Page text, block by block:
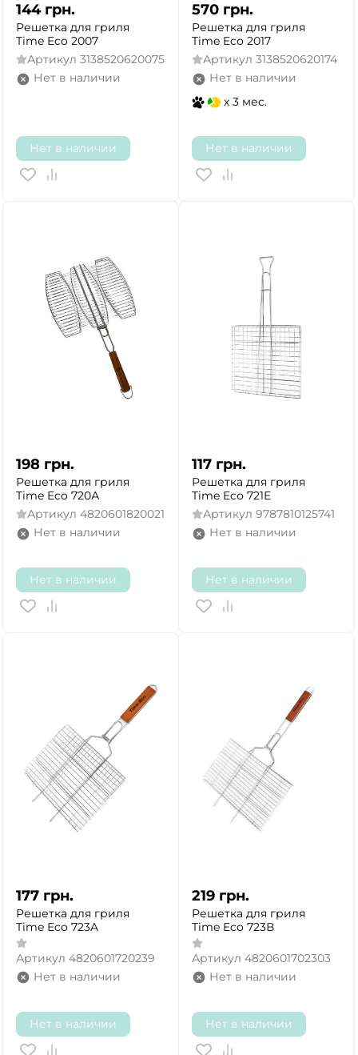
144 грн.
Решетка для гриля
Time Eco 2007
Артикул 3138520620075
Нет в наличии
Нет в наличии
570 грн.
Решетка для гриля
Time Eco 2017
Артикул 3138520620174
Нет в наличии
x 3 мес.
Нет в наличии
198 грн.
Решетка для гриля
Time Eco 720А
Артикул 4820601820021
Нет в наличии
Нет в наличии
117 грн.
Решетка для гриля
Time Eco 721E
Артикул 9787810125741
Нет в наличии
Нет в наличии
177 грн.
Решетка для гриля
Time Eco 723A
Артикул 4820601720239
Нет в наличии
Нет в наличии
219 грн.
Решетка для гриля
Time Eco 723В
Артикул 4820601702303
Нет в наличии
Нет в наличии